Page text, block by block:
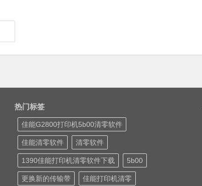
热门标签
佳能G2800打印机5b00清零软件
佳能清零软件 清零软件
1390佳能打印机清零软件下载 5b00
更换新的传输带 佳能打印机清零